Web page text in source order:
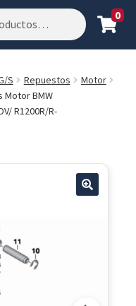
0
S Repuestos
Motor
Motor BMW
R1200R/R-